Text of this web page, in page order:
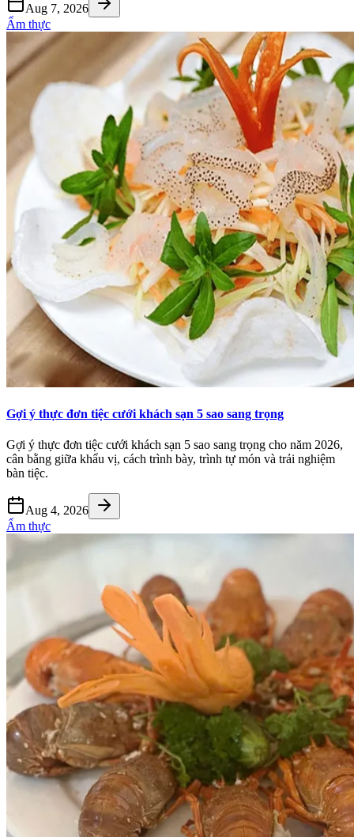
Aug 7, 2026
Ẩm thực
Gợi ý thực đơn tiệc cưới khách sạn 5 sao sang trọng
Gợi ý thực đơn tiệc cưới khách sạn 5 sao sang trọng cho năm 2026,
cân bằng giữa khẩu vị, cách trình bày, trình tự món và trải nghiệm
bàn tiệc.
Aug 4, 2026
Ẩm thực